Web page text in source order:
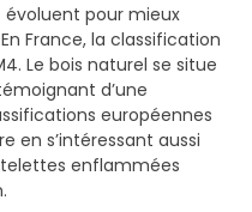
évoluent pour mieux
France, la classification
Le bois naturel se situe
d’une
européennes
en s’intéressant aussi
enflammées